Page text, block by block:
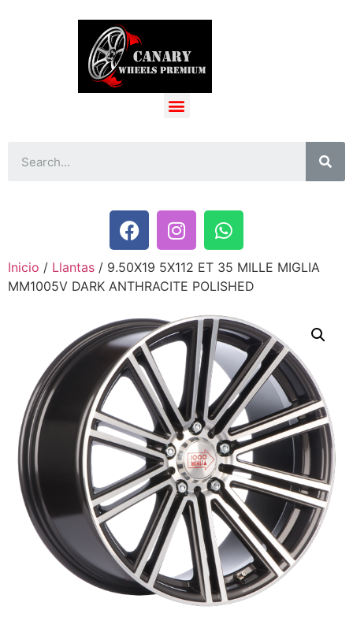
Inicio / Llantas / 9.50X19 5X112 ET 35 MILLE MIGLIA
MM1005V DARK ANTHRACITE POLISHED